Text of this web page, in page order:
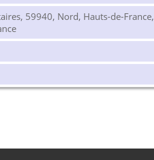
59940, Nord, Hauts-de-France,